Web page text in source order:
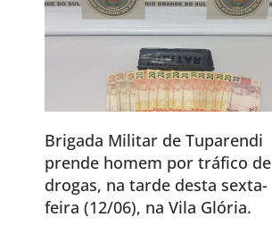
Brigada Militar de Tuparendi
prende homem por tráfico de
drogas, na tarde desta sexta-
feira (12/06), na Vila Glória.